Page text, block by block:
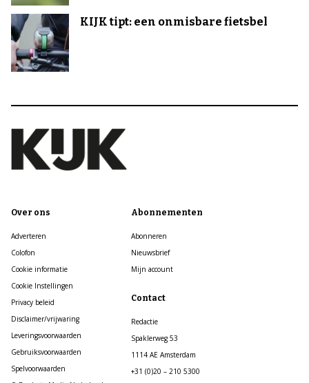
KIJK tipt: een onmisbare fietsbel
Over ons
Adverteren
Colofon
Cookie informatie
Cookie Instellingen
Privacy beleid
Disclaimer/vrijwaring
Leveringsvoorwaarden
Gebruiksvoorwaarden
Spelvoorwaarden
Abonnementen
Abonneren
Nieuwsbrief
Mijn account
Contact
Redactie
Spaklerweg 53
1114 AE Amsterdam
+31 (0)20 – 210 5300